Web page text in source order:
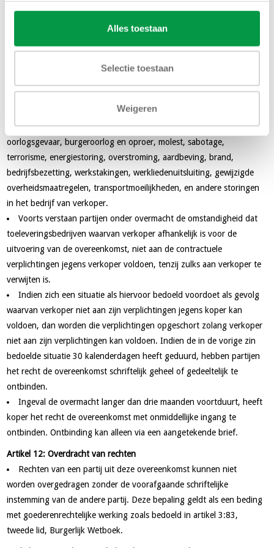
Alles toestaan
Selectie toestaan
Weigeren
Artikel 11: Overmacht
verplichtingen uit de overeenkomst voldoen door overmacht, dan is
hij niet aansprakelijk voor door koper geleden schade.
Onder overmacht verstaan partijen in ieder geval iedere
normale uitvoering van de overeenkomst redelijkerwijs niet door
koper kan worden verlangd zoals bijvoorbeeld ziekte, oorlog of
oorlogsgevaar, burgeroorlog en oproer, molest, sabotage,
terrorisme, energiestoring, overstroming, aardbeving, brand,
bedrijfsbezetting, werkstakingen, werkliedenuitsluiting, gewijzigde
overheidsmaatregelen, transportmoeilijkheden, en andere storingen
in het bedrijf van verkoper.
Voorts verstaan partijen onder overmacht de omstandigheid dat
toeleveringsbedrijven waarvan verkoper afhankelijk is voor de
uitvoering van de overeenkomst, niet aan de contractuele
verplichtingen jegens verkoper voldoen, tenzij zulks aan verkoper te
verwijten is.
Indien zich een situatie als hiervoor bedoeld voordoet als gevolg
waarvan verkoper niet aan zijn verplichtingen jegens koper kan
voldoen, dan worden die verplichtingen opgeschort zolang verkoper
niet aan zijn verplichtingen kan voldoen. Indien de in de vorige zin
bedoelde situatie 30 kalenderdagen heeft geduurd, hebben partijen
het recht de overeenkomst schriftelijk geheel of gedeeltelijk te
ontbinden.
Ingeval de overmacht langer dan drie maanden voortduurt, heeft
koper het recht de overeenkomst met onmiddellijke ingang te
ontbinden. Ontbinding kan alleen via een aangetekende brief.
Artikel 12: Overdracht van rechten
Rechten van een partij uit deze overeenkomst kunnen niet
worden overgedragen zonder de voorafgaande schriftelijke
instemming van de andere partij. Deze bepaling geldt als een beding
met goederenrechtelijke werking zoals bedoeld in artikel 3:83,
tweede lid, Burgerlijk Wetboek.